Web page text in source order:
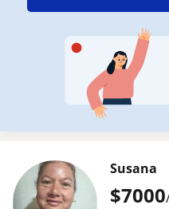
$7000
Susana